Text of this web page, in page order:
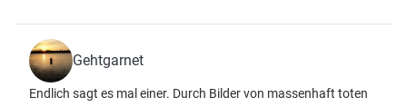
Gehtgarnet
Endlich sagt es mal einer. Durch Bilder von massenhaft toten